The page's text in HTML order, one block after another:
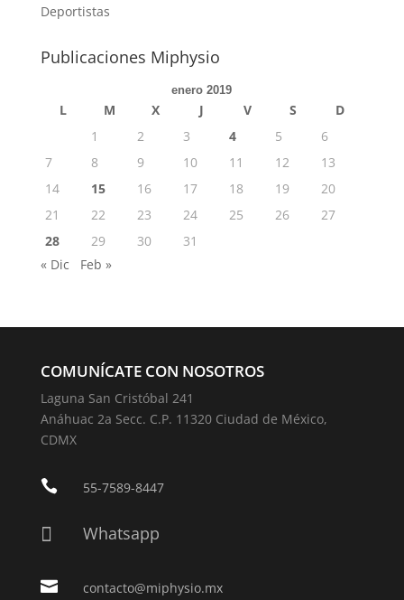
Deportistas
Publicaciones Miphysio
enero 2019
L M X J V S
D
1
2 3 4 5
6
7
8 9 10 11 12
13
14
15 16 17 18 19
20
21
22 23 24 25 26
27
28
29 30
31
« Dic
Feb »
COMUNÍCATE CON NOSOTROS
Laguna San Cristóbal 241
Anáhuac 2a Secc. C.P. 11320 Ciudad de México,
CDMX
 55-7589-8447
 Whatsapp
 contacto@miphysio.mx